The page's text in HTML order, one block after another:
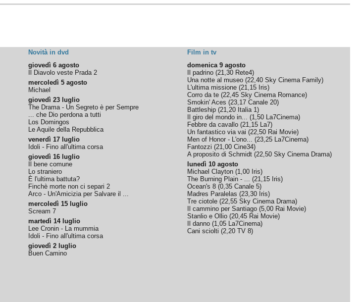
Novità in dvd
Film in tv
giovedì 6 agosto
Il Diavolo veste Prada 2
mercoledì 5 agosto
Michael
giovedì 23 luglio
The Drama - Un Segreto è per Sempre
... che Dio perdona a tutti
Los Domingos
Le Aquile della Repubblica
venerdì 17 luglio
Idoli - Fino all'ultima corsa
giovedì 16 luglio
Il bene comune
Lo straniero
È l'ultima battuta?
Finchè morte non ci separi 2
Arco - Un'Amicizia per Salvare il ...
mercoledì 15 luglio
Scream 7
martedì 14 luglio
Lee Cronin - La mummia
Idoli - Fino all'ultima corsa
giovedì 2 luglio
Buen Camino
domenica 9 agosto
Il padrino (21,30 Rete4)
Una notte al museo (22,40 Sky Cinema Family)
L'ultima missione (21,15 Iris)
Corro da te (22,45 Sky Cinema Romance)
Smokin' Aces (23,17 Canale 20)
Battleship (21,20 Italia 1)
Il giro del mondo in... (1,50 La7Cinema)
Febbre da cavallo (21,15 La7)
Un fantastico via vai (22,50 Rai Movie)
Men of Honor - L'ono... (23,25 La7Cinema)
Fantozzi (21,00 Cine34)
A proposito di Schmidt (22,50 Sky Cinema Drama)
lunedì 10 agosto
Michael Clayton (1,00 Iris)
The Burning Plain - ... (21,15 Iris)
Ocean's 8 (0,35 Canale 5)
Madres Paralelas (23,30 Iris)
Tre ciotole (22,55 Sky Cinema Drama)
Il cammino per Santiago (5,00 Rai Movie)
Stanlio e Ollio (20,45 Rai Movie)
Il danno (1,05 La7Cinema)
Cani sciolti (2,20 TV 8)